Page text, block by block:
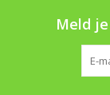
Meld